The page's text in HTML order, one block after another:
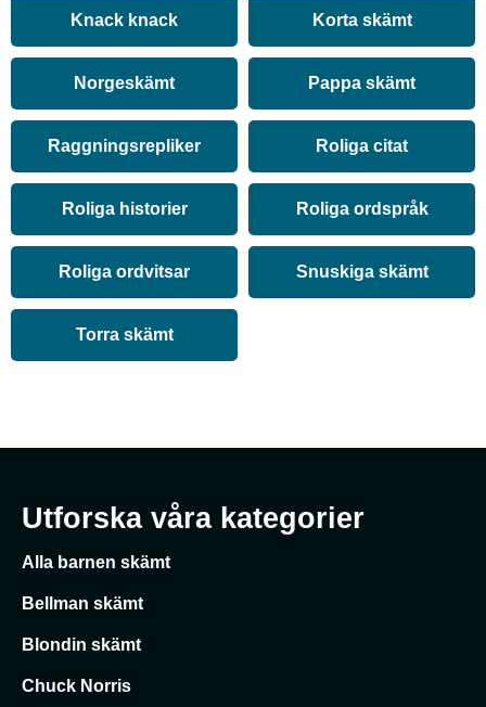
Knack knack Korta skämt
Norgeskämt Pappa skämt
Raggningsrepliker Roliga citat
Roliga historier Roliga ordspråk
Roliga ordvitsar Snuskiga skämt
Torra skämt
Utforska våra kategorier
Alla barnen skämt
Bellman skämt
Blondin skämt
Chuck Norris